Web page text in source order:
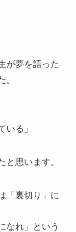
が夢を語った
。
いる」
と思います。
「裏切り」に
なれ」という